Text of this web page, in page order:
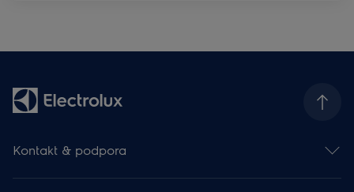
Kontakt & podpora